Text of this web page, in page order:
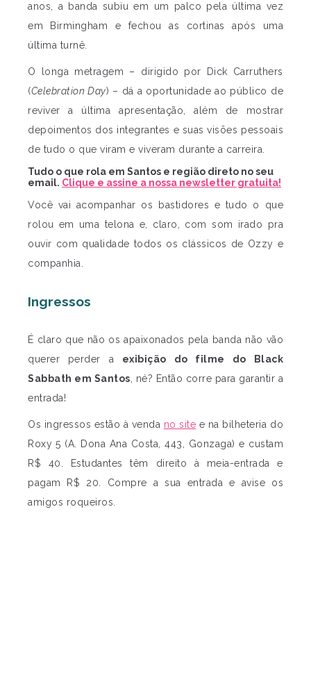
anos, a banda subiu em um palco pela última vez
em Birmingham e fechou as cortinas após uma
última turnê.
O longa metragem – dirigido por Dick Carruthers
(Celebration Day) – dá a oportunidade ao público de
reviver a última apresentação, além de mostrar
depoimentos dos integrantes e suas visões pessoais
de tudo o que viram e viveram durante a carreira.
Tudo o que rola em Santos e região direto no seu
email. Clique e assine a nossa newsletter gratuita!
Você vai acompanhar os bastidores e tudo o que
rolou em uma telona e, claro, com som irado pra
ouvir com qualidade todos os clássicos de Ozzy e
companhia.
Ingressos
É claro que não os apaixonados pela banda não vão
querer perder a exibição do filme do Black
Sabbath em Santos , né? Então corre para garantir a
entrada!
Os ingressos estão à venda no site e na bilheteria do
Roxy 5 (A. Dona Ana Costa, 443, Gonzaga) e custam
R$ 40. Estudantes têm direito à meia-entrada e
pagam R$ 20. Compre a sua entrada e avise os
amigos roqueiros.